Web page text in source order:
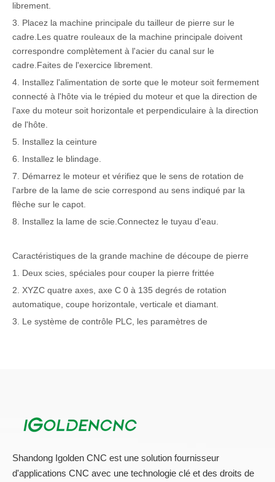
librement.
3. Placez la machine principale du tailleur de pierre sur le
cadre.Les quatre rouleaux de la machine principale doivent
correspondre complètement à l'acier du canal sur le
cadre.Faites de l'exercice librement.
4. Installez l'alimentation de sorte que le moteur soit fermement
connecté à l'hôte via le trépied du moteur et que la direction de
l'axe du moteur soit horizontale et perpendiculaire à la direction
de l'hôte.
5. Installez la ceinture
6. Installez le blindage.
7. Démarrez le moteur et vérifiez que le sens de rotation de
l'arbre de la lame de scie correspond au sens indiqué par la
flèche sur le capot.
8. Installez la lame de scie.Connectez le tuyau d'eau.
Caractéristiques de la grande machine de découpe de pierre
1. Deux scies, spéciales pour couper la pierre frittée
2. XYZC quatre axes, axe C 0 à 135 degrés de rotation
automatique, coupe horizontale, verticale et diamant.
3. Le système de contrôle PLC, les paramètres de
6. Stabilité de fonctionnement, haute précision, haute vitesse.
7. Conception compacte et rationnelle, machine de petite taille,
Shandong Igolden CNC est une solution fournisseur
d'applications CNC avec une technologie clé et des droits de